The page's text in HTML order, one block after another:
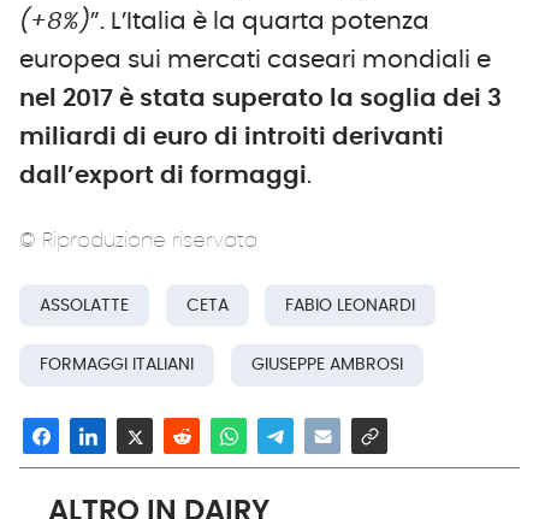
(+8%)”. L’Italia è la quarta potenza
europea sui mercati caseari mondiali e
nel 2017 è stata superato la soglia dei 3
miliardi di euro di introiti derivanti
dall’export di formaggi.
© Riproduzione riservata
ASSOLATTE CETA FABIO LEONARDI
FORMAGGI ITALIANI GIUSEPPE AMBROSI
ALTRO IN DAIRY